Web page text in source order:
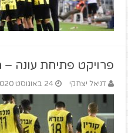
פרויקט פתיחת עונה –
דניאל יצחקי 24 באוגוסט 2020